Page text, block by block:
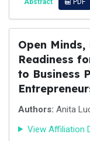
Open
Readiness
to Business
Authors: Anita
View Affiliation